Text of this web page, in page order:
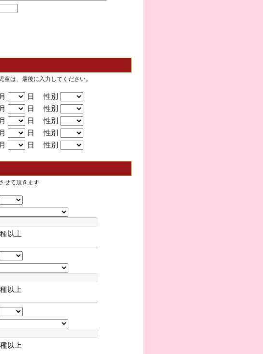
は、最後に入力してください。
月
日 性別
月
日 性別
月
日 性別
月
日 性別
月 日 性別
せて頂きます
以上
以上
以上